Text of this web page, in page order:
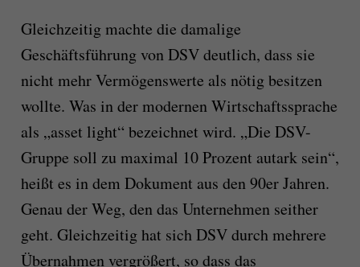
Gleichzeitig machte die damalige
Geschäftsführung von DSV deutlich, dass sie
nicht mehr Vermögenswerte als nötig besitzen
wollte. Was in der modernen Wirtschaftssprache
als „asset light“ bezeichnet wird. „Die DSV-
Gruppe soll zu maximal 10 Prozent autark sein“,
heißt es in dem Dokument aus den 90er Jahren.
Genau der Weg, den das Unternehmen seither
geht. Gleichzeitig hat sich DSV durch mehrere
Übernahmen vergrößert, so dass das